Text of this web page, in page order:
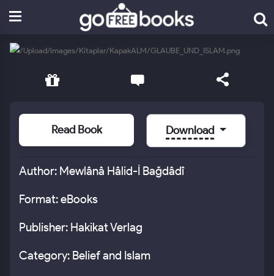
Read Book Download
Author: Mewlânâ Hâlid-İ Bağdâdî
Format: eBooks
Publisher: Hakikat Verlag
Category: Belief and Islam